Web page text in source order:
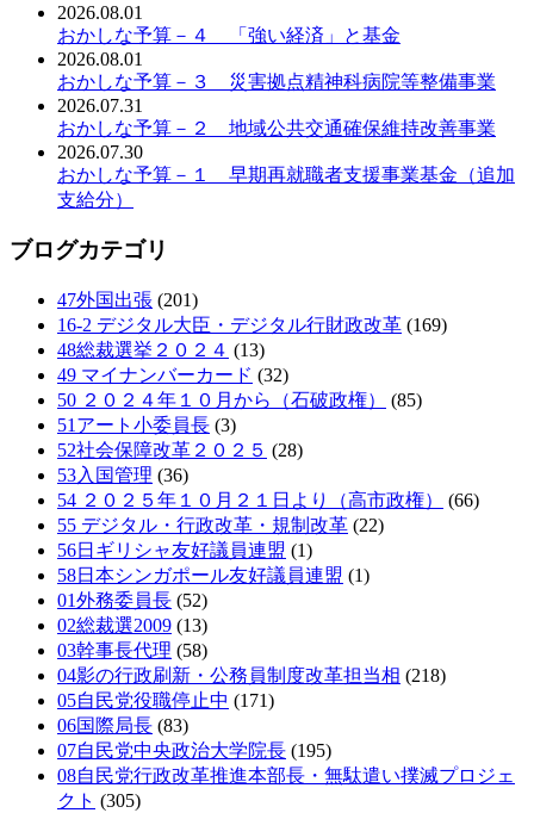
2026.08.01
おかしな予算－４ 「強い経済」と基金
2026.08.01
おかしな予算－３ 災害拠点精神科病院等整備事業
2026.07.31
おかしな予算－２ 地域公共交通確保維持改善事業
2026.07.30
おかしな予算－１ 早期再就職者支援事業基金（追加
支給分）
ブログカテゴリ
47外国出張 (201)
16-2 デジタル大臣・デジタル行財政改革 (169)
48総裁選挙２０２４ (13)
49 マイナンバーカード (32)
50 ２０２４年１０月から（石破政権）
(85)
51アート小委員長 (3)
52社会保障改革２０２５ (28)
53入国管理 (36)
54 ２０２５年１０月２１日より（高市政権）
(66)
55 デジタル・行政改革・規制改革 (22)
56日ギリシャ友好議員連盟 (1)
58日本シンガポール友好議員連盟 (1)
01外務委員長 (52)
02総裁選2009 (13)
03幹事長代理 (58)
04影の行政刷新・公務員制度改革担当相 (218)
05自民党役職停止中 (171)
06国際局長 (83)
07自民党中央政治大学院長 (195)
08自民党行政改革推進本部長・無駄遣い撲滅プロジェ
クト (305)